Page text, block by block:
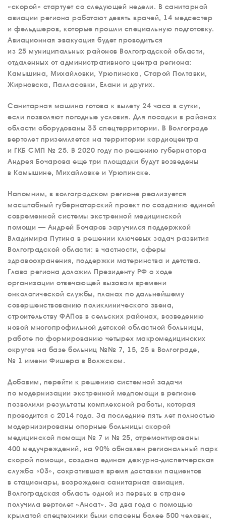
О КОМПАНИИ
«скорой» стартует со следующей недели. В санитарной
авиации региона работают девять врачей, 14 медсестер
и фельдшеров, которые прошли специальную подготовку.
Авиационная эвакуация будет проводиться
из 25 муниципальных районов Волгоградской области,
отдаленных от административного центра региона:
Камышина, Михайловки, Урюпинска, Старой Полтавки,
Жирновска, Палласовки, Елани и других.
Санитарная машина готова к вылету 24 часа в сутки,
если позволяют погодные условия. Для посадки в районах
области оборудованы 33 спецтерритории. В Волгограде
вертолет приземляется на территории кардиоцентра
и ГКБ СМП № 25. В 2020 году по решению губернатора
Андрея Бочарова еще три площадки будут возведены
в Камышине, Михайловке и Урюпинске.
Напомним, в волгоградском регионе реализуется
масштабный губернаторский проект по созданию единой
современной системы экстренной медицинской
помощи — Андрей Бочаров заручился поддержкой
Владимира Путина в решении ключевых задач развития
Волгоградской области: в частности, сферы
здравоохранения, поддержки материнства и детства.
Глава региона доложил Президенту РФ о ходе
организации отвечающей вызовам времени
онкологической службы, планах по дальнейшему
совершенствованию поликлинического звена,
строительству ФАПов в сельских районах, возведению
новой многопрофильной детской областной больницы,
работе по формированию четырех макромедицинских
округов на базе больниц №№ 7, 15, 25 в Волгограде,
№ 1 имени Фишера в Волжском.
Добавим, перейти к решению системной задачи
по модернизации экстренной медпомощи в регионе
позволили результаты комплексной работы, которая
проводится с 2014 года. За последние пять лет полностью
модернизированы опорные больницы скорой
медицинской помощи № 7 и № 25, отремонтированы
400 медучреждений, на 90% обновлен региональный парк
скорой помощи, создана единая дежурно-диспетчерская
служба «03», сократившая время доставки пациентов
в стационары, возрождена санитарная авиация.
Волгоградская область одной из первых в стране
получила вертолет «Ансат». За два года с помощью
крылатой спецтехники были спасены более 500 человек,